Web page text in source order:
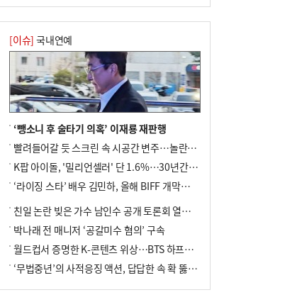
10 르노 못 타는 부산시장…관용차 규정에 막
힌 지역기업 응원
[이슈] 국내연예
‘뺑소니 후 술타기 의혹’ 이재룡 재판행
빨려들어갈 듯 스크린 속 시공간 변주…놀란의 메시지는 ‘전쟁 속죄’
K팝 아이돌, '밀리언셀러' 단 1.6%…30년간 등장 1182개팀 전수조사
‘라이징 스타’ 배우 김민하, 올해 BIFF 개막식 사회자 확정
친일 논란 빚은 가수 남인수 공개 토론회 열린다.
박나래 전 매니저 ‘공갈미수 혐의’ 구속
월드컵서 증명한 K-콘텐츠 위상…BTS 하프타임쇼·정호연 트로피 세리머니
‘무법중년’의 사적응징 액션, 답답한 속 확 뚫어주네